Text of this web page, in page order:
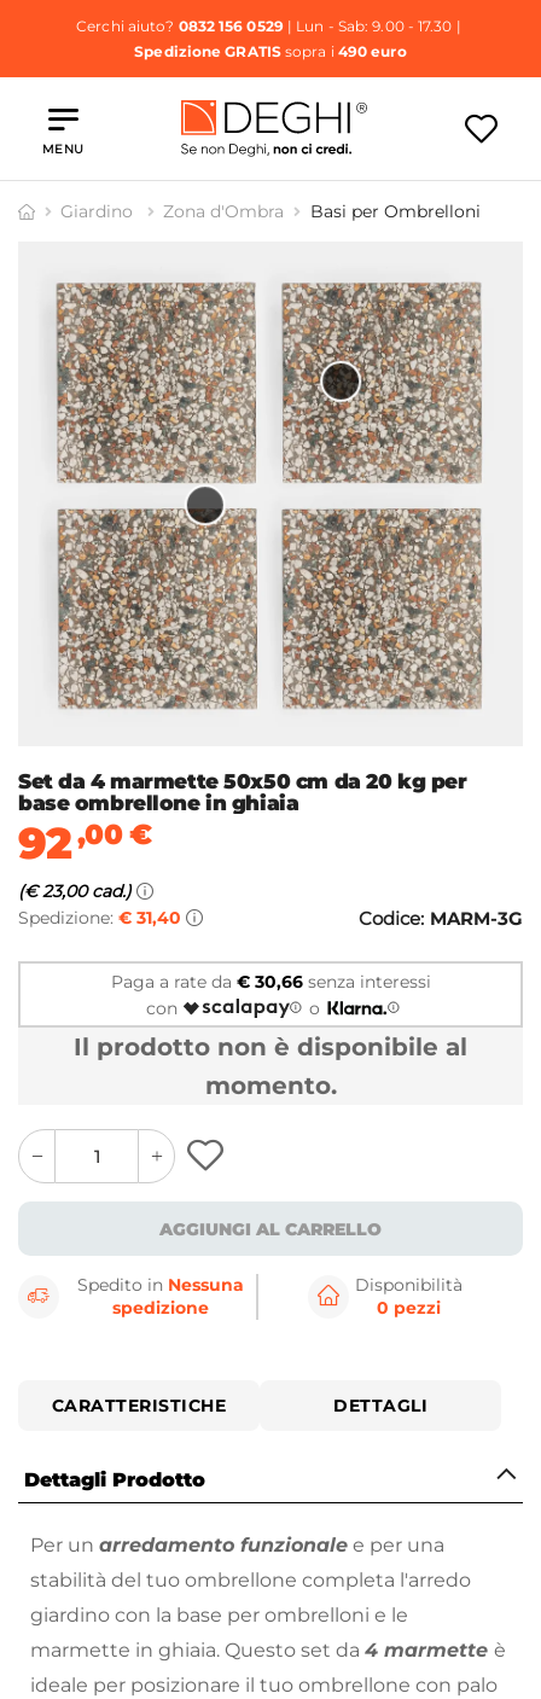
Cerchi aiuto? 0832 156 0529| Lun - Sab: 9.00 - 17.30 |
Spedizione GRATISsopra i 490 euro
MENU
Giardino Zona d'Ombra Basi per Ombrelloni
Set da 4 marmette 50x50 cm da 20 kg per
base ombrellone in ghiaia
92,00€
(€ 23,00 cad.)
Spedizione: € 31,40 Codice: MARM-3G
Paga a rate da € 30,66senza interessi
con
o
Il prodotto non è disponibile al
momento.
quantity
button
quantity
minus
button
AGGIUNGI AL CARRELLO
Spedito in Nessuna
spedizione
Disponibilità
0 pezzi
CARATTERISTICHE DETTAGLI
Dettagli Prodotto
Per un arredamento funzionale e per una
stabilità del tuo ombrellone completa l'arredo
giardino con la base per ombrelloni e le
marmette in ghiaia. Questo set da 4 marmette è
ideale per posizionare il tuo ombrellone con palo